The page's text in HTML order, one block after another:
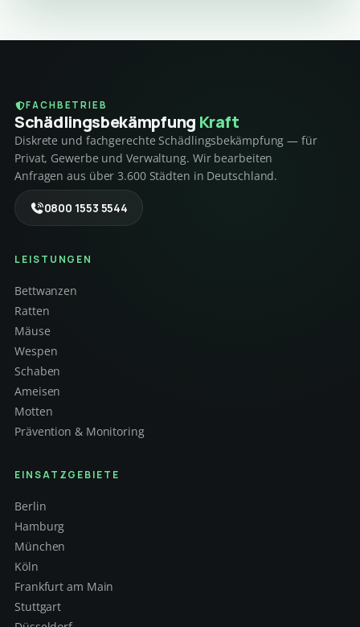
FACHBETRIEB
Schädlings­bekämpfung Kraft
Diskrete und fachgerechte Schädlingsbekämpfung — für
Privat, Gewerbe und Verwaltung. Wir bearbeiten
Anfragen aus über 3.600 Städten in Deutschland.
0800 1553 5544
LEISTUNGEN
Bettwanzen
Ratten
Mäuse
Wespen
Schaben
Ameisen
Motten
Prävention & Monitoring
EINSATZGEBIETE
Berlin
Hamburg
München
Köln
Frankfurt am Main
Stuttgart